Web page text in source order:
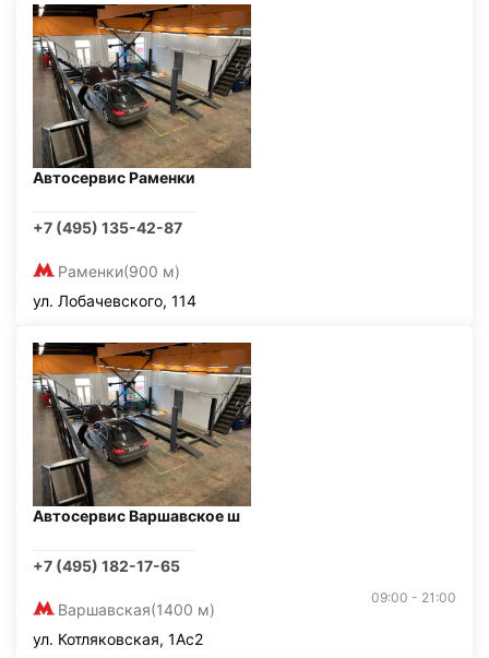
Автосервис Раменки
+7 (495) 135-42-87
Раменки(900 м)
ул. Лобачевского, 114
Автосервис Варшавское ш
+7 (495) 182-17-65
Варшавская(1400 м)
09:00 - 21:00
ул. Котляковская, 1Ас2